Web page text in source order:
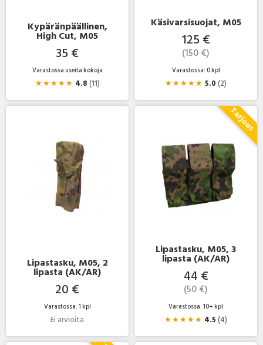
Kypäränpäällinen,
High Cut, M05
35 €
Varastossa useita kokoja
★★★★★ 4.8(11)
Käsivarsisuojat, M05
125 €
(150 €)
Varastossa: 0 kpl
★★★★★ 5.0(2)
Lipastasku, M05, 2
lipasta (AK/AR)
20 €
Varastossa: 1 kpl
Ei arvioita
Lipastasku, M05, 3
lipasta (AK/AR)
44 €
(50 €)
Varastossa: 10+ kpl
★★★★★ 4.5(4)